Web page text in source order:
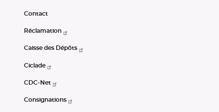
Contact
Réclamation
Caisse des Dépôts
Ciclade
CDC-Net
Consignations